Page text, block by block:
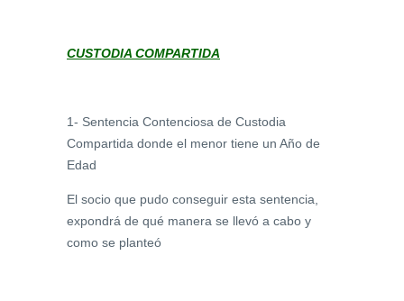
CUSTODIA COMPARTIDA
1- Sentencia Contenciosa de Custodia
Compartida donde el menor tiene un Año de
Edad
El socio que pudo conseguir esta sentencia,
expondrá de qué manera se llevó a cabo y
como se planteó